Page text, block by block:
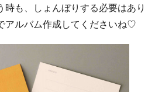
も、しょんぼりする必要はあり
アルバム作成してくださいね♡